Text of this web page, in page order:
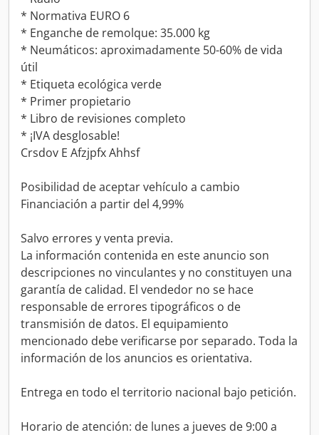
* Normativa EURO 6
* Enganche de remolque: 35.000 kg
* Neumáticos: aproximadamente 50-60% de vida
útil
* Etiqueta ecológica verde
* Primer propietario
* Libro de revisiones completo
* ¡IVA desglosable!
Crsdov E Afzjpfx Ahhsf
Posibilidad de aceptar vehículo a cambio
Financiación a partir del 4,99%
Salvo errores y venta previa.
La información contenida en este anuncio son
descripciones no vinculantes y no constituyen una
garantía de calidad. El vendedor no se hace
responsable de errores tipográficos o de
transmisión de datos. El equipamiento
mencionado debe verificarse por separado. Toda la
información de los anuncios es orientativa.
Entrega en todo el territorio nacional bajo petición.
Horario de atención: de lunes a jueves de 9:00 a